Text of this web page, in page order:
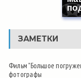
ЗАМЕТКИ
Фильм "Большое
фотографы